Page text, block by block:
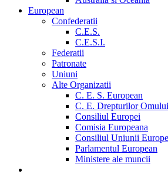
European
Confederatii
C.E.S.
C.E.S.I.
Federatii
Patronate
Uniuni
Alte Organizatii
C. E. S. European
C. E. Drepturilor Omului
Consiliul Europei
Comisia Europeana
Consiliul Uniunii
Parlamentul European
Ministere ale muncii